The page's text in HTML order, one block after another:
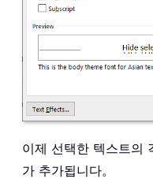
이제 선택한 텍스트의
가 추가됩니다。